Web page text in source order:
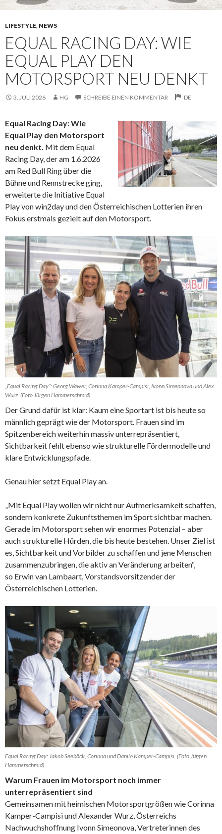
LIFESTYLE, NEWS
EQUAL RACING DAY: WIE
EQUAL PLAY DEN
MOTORSPORT NEU DENKT
3. JULI 2026 HG SCHREIBE EINEN KOMMENTAR DE
Equal Racing Day: Wie
Equal Play den Motorsport
neu denkt. Mit dem Equal
Racing Day, der am 1.6.2026
am Red Bull Ring über die
Bühne und Rennstrecke ging,
erweiterte die Initiative Equal
Playvon win2day und den Österreichischen Lotterien ihren
Fokus erstmals gezielt auf den Motorsport.
„Equal Racing Day“: Georg Wawer, Corinna Kamper-Campisi, Ivonn Simeonova und Alex
Wurz. (Foto Jürgen Hammerschmid)
Der Grund dafür ist klar: Kaum eine Sportart ist bis heute so
männlich geprägt wie der Motorsport. Frauen sind im
Spitzenbereich weiterhin massiv unterrepräsentiert,
Sichtbarkeit fehlt ebenso wie strukturelle Fördermodelle und
klare Entwicklungspfade.
Genau hier setzt Equal Play an.
„Mit Equal Play wollen wir nicht nur Aufmerksamkeit schaffen,
sondern konkrete Zukunftsthemen im Sport sichtbar machen.
Gerade im Motorsport sehen wir enormes Potenzial – aber
auch strukturelle Hürden, die bis heute bestehen. Unser Ziel ist
es, Sichtbarkeit und Vorbilder zu schaffen und jene Menschen
zusammenzubringen, die aktiv an Veränderung arbeiten“,
so Erwin van Lambaart, Vorstandsvorsitzender der
Österreichischen Lotterien.
Equal Racing Day: Jakob Seeböck, Corinna und Danilo Kamper-Campisi. (Foto Jürgen
Hammerschmid)
Warum Frauen im Motorsport noch immer
unterrepräsentiert sind
Gemeinsamen mit heimischen Motorsportgrößen wie Corinna
Kamper-Campisi und Alexander Wurz, Österreichs
Nachwuchshoffnung Ivonn Simeonova, Vertreterinnen des